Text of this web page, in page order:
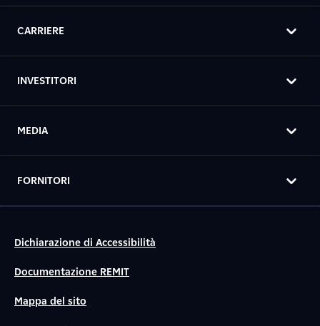
CARRIERE
INVESTITORI
MEDIA
FORNITORI
Dichiarazione di Accessibilità
Documentazione REMIT
Mappa del sito